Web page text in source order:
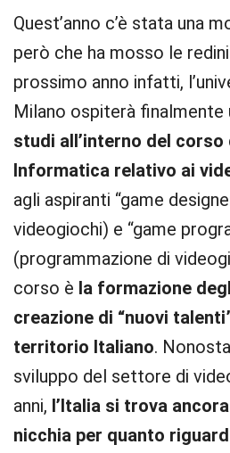
Quest’anno c’è stata una
però che ha mosso le
prossimo anno infatti,
Milano ospiterà finalmente
studi all’interno del corso
Informatica relativo ai
agli aspiranti “game
videogiochi) e “game
(programmazione di
corso è la formazione
creazione di “nuovi
territorio Italiano.
sviluppo del settore di
anni, l’Italia si trova
nicchia per quanto